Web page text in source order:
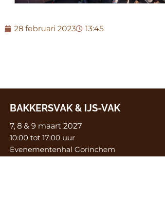
28 februari 2023 13:45
BAKKERSVAK & IJS-VAK
7, 8 & 9 maart 2027
10:00 tot 17:00 uur
Evenementenhal Gorinchem